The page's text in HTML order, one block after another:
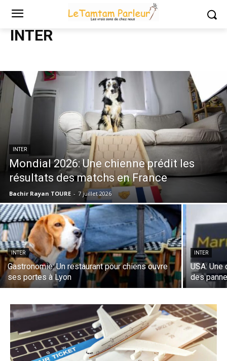
Accueil
INTER
INTER
Mondial 2026: Une chienne prédit les
résultats des matchs en France
Bachir Rayan TOURE - 7 juillet 2026
INTER
Gastronomie: Un restaurant pour chiens ouvre
ses portes à Lyon
INTER
USA:
des